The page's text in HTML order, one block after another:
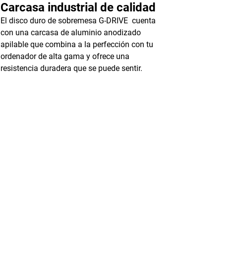
Carcasa industrial de calidad
El disco duro de sobremesa G-DRIVE cuenta
con una carcasa de aluminio anodizado
apilable que combina a la perfección con tu
ordenador de alta gama y ofrece una
resistencia duradera que se puede sentir.